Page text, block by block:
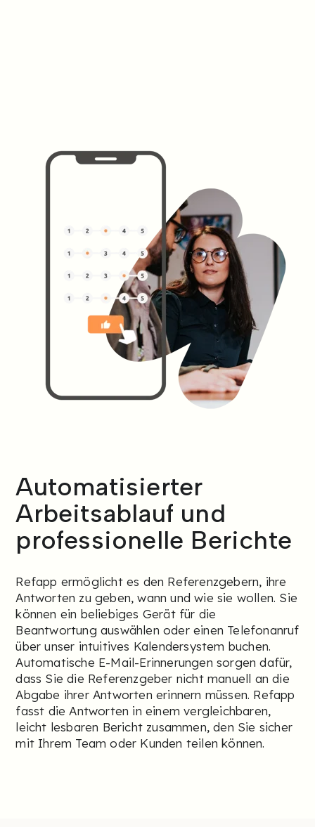
Automatisierter
Arbeitsablauf und
professionelle Berichte
Refapp ermöglicht es den Referenzgebern, ihre
Antworten zu geben, wann und wie sie wollen. Sie
können ein beliebiges Gerät für die
Beantwortung auswählen oder einen Telefonanruf
über unser intuitives Kalendersystem buchen.
Automatische E-Mail-Erinnerungen sorgen dafür,
dass Sie die Referenzgeber nicht manuell an die
Abgabe ihrer Antworten erinnern müssen. Refapp
fasst die Antworten in einem vergleichbaren,
leicht lesbaren Bericht zusammen, den Sie sicher
mit Ihrem Team oder Kunden teilen können.